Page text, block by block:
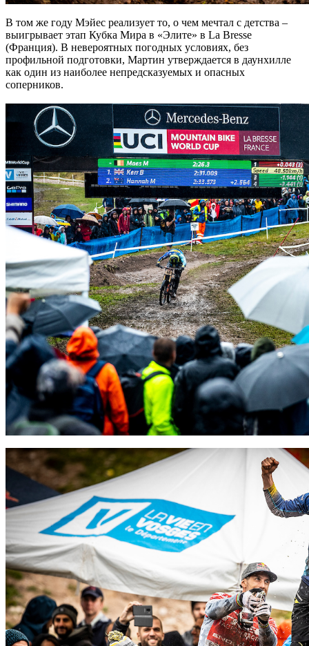
В том же году Мэйес реализует то, о чем мечтал с детства –
выигрывает этап Кубка Мира в «Элите» в La Bresse
(Франция). В невероятных погодных условиях, без
профильной подготовки, Мартин утверждается в даунхилле
как один из наиболее непредсказуемых и опасных
соперников.